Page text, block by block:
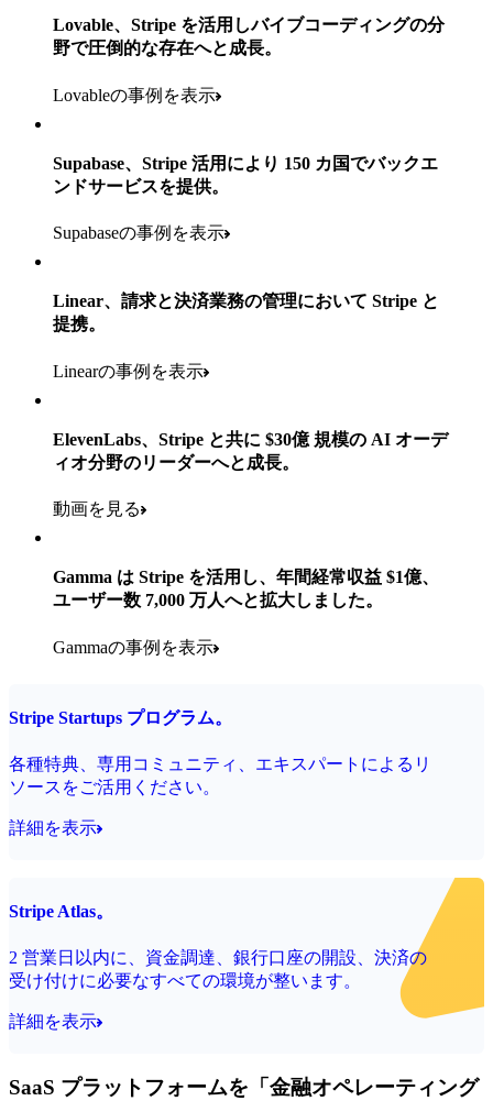
Payments、Terminal、Connect、Radar、Stripe Sigma
を導入済み
事例を表示
Payments、Terminal、Connect、Stripe Sigma、Radar、Link
を導入済み
事例を表示
を超える顧客
Payments、Connect、Data Pipeline、Issuing
Stripe 上のデジタル版と紙版の決済割合
実装と本番環境への移行まで
Payments、Stripe Sigma、Radar
を導入済み
事例を表示
Lovable、Stripe を活用しバイブコーディングの分
野で圧倒的な存在へと成長。
Lovableの事例を表示
Supabase、Stripe 活用により 150 カ国でバックエ
ンドサービスを提供。
Supabaseの事例を表示
Linear、請求と決済業務の管理において Stripe と
提携。
Linearの事例を表示
ElevenLabs、Stripe と共に $30億 規模の AI オーデ
ィオ分野のリーダーへと成長。
動画を見る
Gamma は Stripe を活用し、年間経常収益 $1億、
ユーザー数 7,000 万人へと拡大しました。
Gammaの事例を表示
Stripe Startups プログラム。
各種特典、専用コミュニティ、エキスパートによるリ
ソースをご活用ください。
詳細を表示
Stripe Atlas。
2 営業日以内に、資金調達、銀行口座の開設、決済の
受け付けに必要なすべての環境が整います。
詳細を表示
SaaS プラットフォームを「金融オペレーティング